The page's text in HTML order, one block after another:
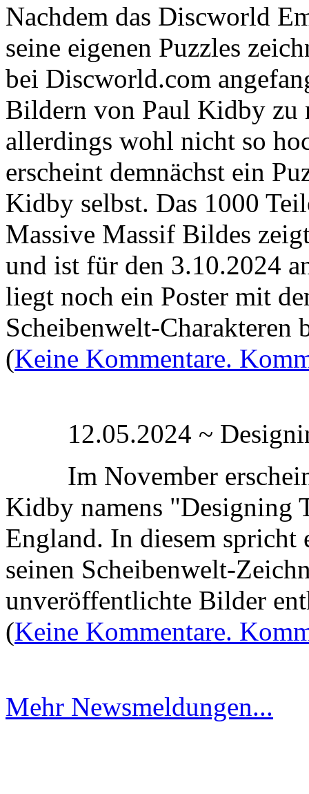
Nachdem das Discworld
seine eigenen Puzzles
bei Discworld.com
Bildern von Paul Kidby zu
allerdings wohl nicht so
erscheint demnächst ein
Kidby selbst. Das 1000
Massive Massif Bildes
und ist für den 3.10.2024
liegt noch ein Poster mit
Scheibenwelt-Charakteren
(Keine Kommentare.
12.05.2024 ~
Im November
Kidby namens "Designing
England. In diesem
seinen Scheibenwelt-
unveröffentlichte Bilder
(Keine Kommentare.
Mehr Newsmeldungen...